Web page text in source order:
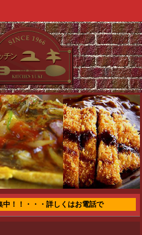
中！！・・・詳しくはお電話で